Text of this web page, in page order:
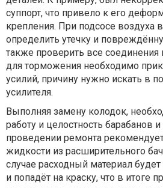
суппорт, что привело к его
крепления. При подсосе воздуха
определить утечку и
также проверить все соединения
для торможения необходимо
усилий, причину нужно искать в
усилителя.
Выполняя замену колодок,
работу и целостность барабанов
проведении ремонта
жидкости из расширительного
случае расходный материал
и попадёт на краску, что в итоге